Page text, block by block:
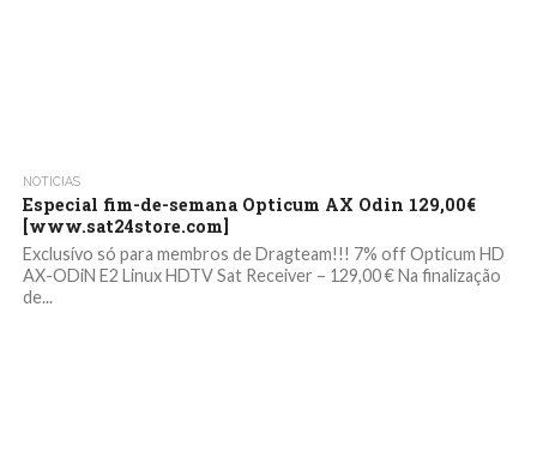
NOTICIAS
Especial fim-de-semana Opticum AX Odin 129,00€
[www.sat24store.com]
Exclusívo só para membros de Dragteam!!! 7% off Opticum HD
AX-ODiN E2 Linux HDTV Sat Receiver – 129,00 € Na finalização
de...